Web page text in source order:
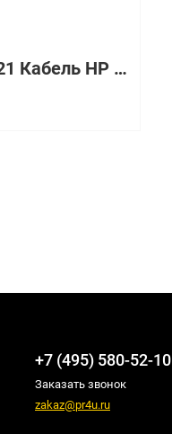
719082-B21 Кабель HP DL380/DL388 G9 Graphics Enablement Kit
+7 (495) 580-52-10
Заказать звонок
zakaz@pr4u.ru